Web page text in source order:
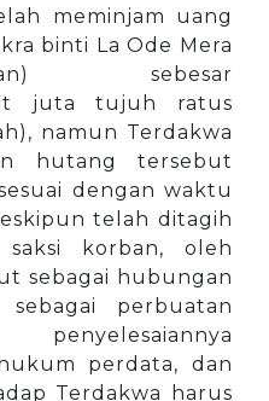
meminjam uang
binti La Ode Mera
sebesar
juta tujuh ratus
namun Terdakwa
hutang tersebut
dengan waktu
telah ditagih
korban, oleh
sebagai hubungan
perbuatan
perdata, dan
Terdakwa harus